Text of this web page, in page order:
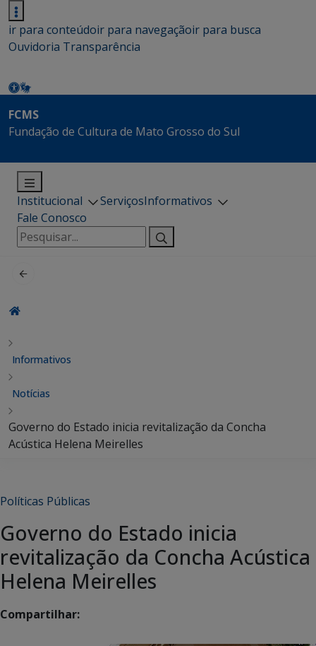
ir para conteúdoir para navegaçãoir para busca
Ouvidoria Transparência
FCMS
Fundação de Cultura de Mato Grosso do Sul
Institucional ServiçosInformativos
Fale Conosco
Pesquisar
por:
Informativos
Notícias
Governo do Estado inicia revitalização da Concha
Acústica Helena Meirelles
Políticas Públicas
Governo do Estado inicia
revitalização da Concha Acústica
Helena Meirelles
Compartilhar: